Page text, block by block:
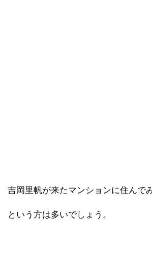
吉岡里帆が来たマンションに住んで
という方は多いでしょう。